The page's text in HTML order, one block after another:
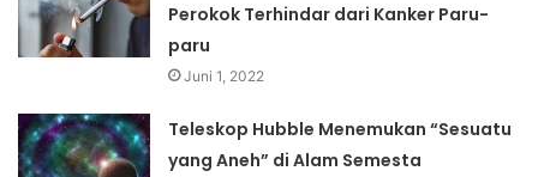
Perokok Terhindar dari Kanker Paru-
paru
Juni 1, 2022
Teleskop Hubble Menemukan “Sesuatu
yang Aneh” di Alam Semesta